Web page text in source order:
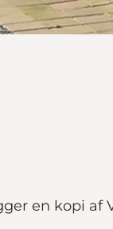
en kopi af